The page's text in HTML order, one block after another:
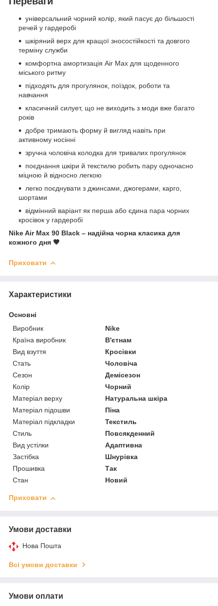
універсальний чорний колір, який пасує до більшості
речей у гардеробі
шкіряний верх для кращої зносостійкості та довгого
терміну служби
комфортна амортизація Air Max для щоденного
міського ритму
підходять для прогулянок, поїздок, роботи та
навчання
класичний силует, що не виходить з моди вже багато
років
добре тримають форму й вигляд навіть при
активному носінні
зручна чоловіча колодка для тривалих прогулянок
поєднання шкіри й текстилю робить пару одночасно
міцною й відносно легкою
легко поєднувати з джинсами, джогерами, карго,
шортами
відмінний варіант як перша або єдина пара чорних
кросівок у гардеробі
Nike Air Max 90 Black – надійна чорна класика для
кожного дня 🖤
Приховати
Характеристики
Основні
Виробник
Nike
Країна виробник
В'єтнам
Вид взуття
Кросівки
Стать
Чоловіча
Сезон
Демісезон
Колір
Чорний
Матеріал верху
Натуральна шкіра
Матеріал підошви
Піна
Матеріал підкладки
Текстиль
Стиль
Повсякденний
Вид устілки
Адаптивна
Застібка
Шнурівка
Прошивка
Так
Стан
Новий
Приховати
Умови доставки
Нова Пошта
Всі умови доставки
Умови оплати